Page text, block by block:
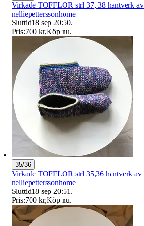
Virkade TOFFLOR strl 37, 38 hantverk av
nelliepetterssonhome
Sluttid18 sep 20:50.
Pris:700 kr,Köp nu.
35/36
Virkade TOFFLOR strl 35,36 hantverk av
nelliepetterssonhome
Sluttid18 sep 20:51 .
Pris:700 kr,Köp nu.